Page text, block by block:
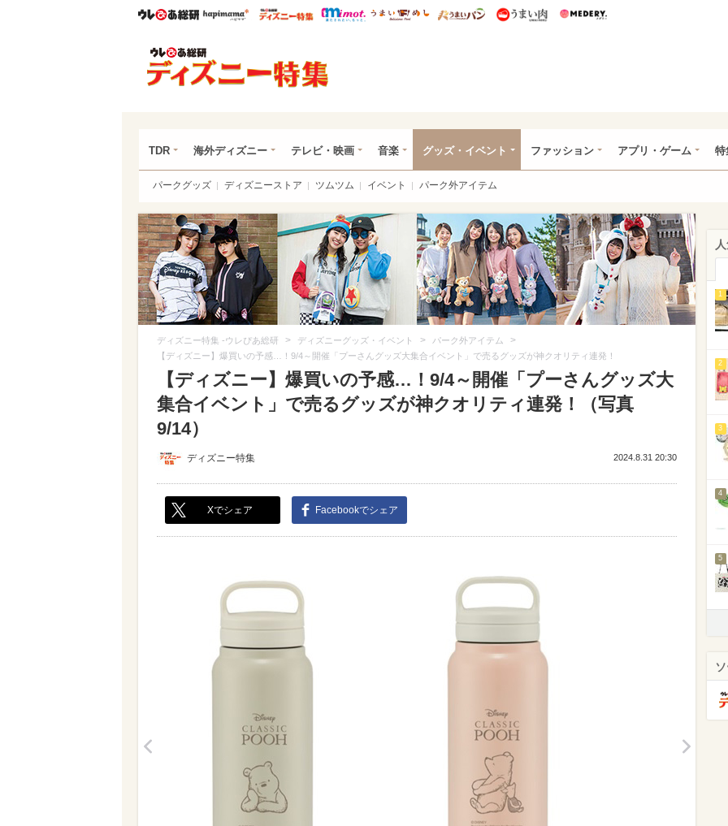
ウレぴあ総研ハピママ* ウレぴあ総研 ディズニー特集
mimot. うまいめし うまいパン うまい肉
TDR 海外ディズニー テレビ・映画 音楽 グッズ・イベント ファッション アプリ・ゲーム 特
パークグッズ ディズニーストア ツムツム イベント パーク外アイテム
ディズニー特集 -ウレぴあ総研 > ディズニーグッズ・イベント > パーク外アイテム >
【ディズニー】爆買いの予感…！9/4～開催「プーさんグッズ大集合イベント」で売るグッズが神クオリティ連発！
【ディズニー】爆買いの予感…！9/4～開催「プーさんグッズ大
集合イベント」で売るグッズが神クオリティ連発！（写真
9/14）
ディズニー特集 2024.8.31 20:30
Xでシェア Facebookでシェア
1
2
3
4
5